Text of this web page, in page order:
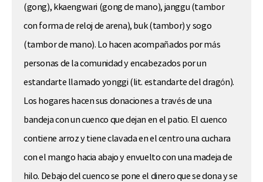
(gong), kkaengwari (gong de mano), janggu (tambor
con forma de reloj de arena), buk (tambor) y sogo
(tambor de mano). Lo hacen acompañados por más
personas de la comunidad y encabezados por un
estandarte llamado yonggi (lit. estandarte del dragón).
Los hogares hacen sus donaciones a través de una
bandeja con un cuenco que dejan en el patio. El cuenco
contiene arroz y tiene clavada en el centro una cuchara
con el mango hacia abajo y envuelto con una madeja de
hilo. Debajo del cuenco se pone el dinero que se dona y se